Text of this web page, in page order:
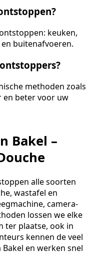
keuken,
buitenafvoeren.
methoden zoals
en beter voor uw
Bakel –
alle soorten
wastafel en
camera-
lossen we elke
ter plaatse, ook in
kennen de veel
en werken snel